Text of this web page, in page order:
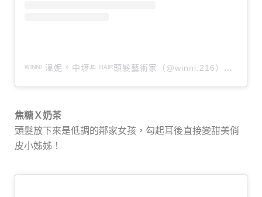
ᵂᴵᴺᴺᴵ 溫妮 ˣ 中壢ᴶᴱ ᴴᴬᴵᴿ頭髮藝術家（@winni.216）分享的貼文
焦糖Ｘ奶茶
頭髮放下來是低調的鄰家女孩，勾起耳後直接變甜美俏
皮小姊姊！